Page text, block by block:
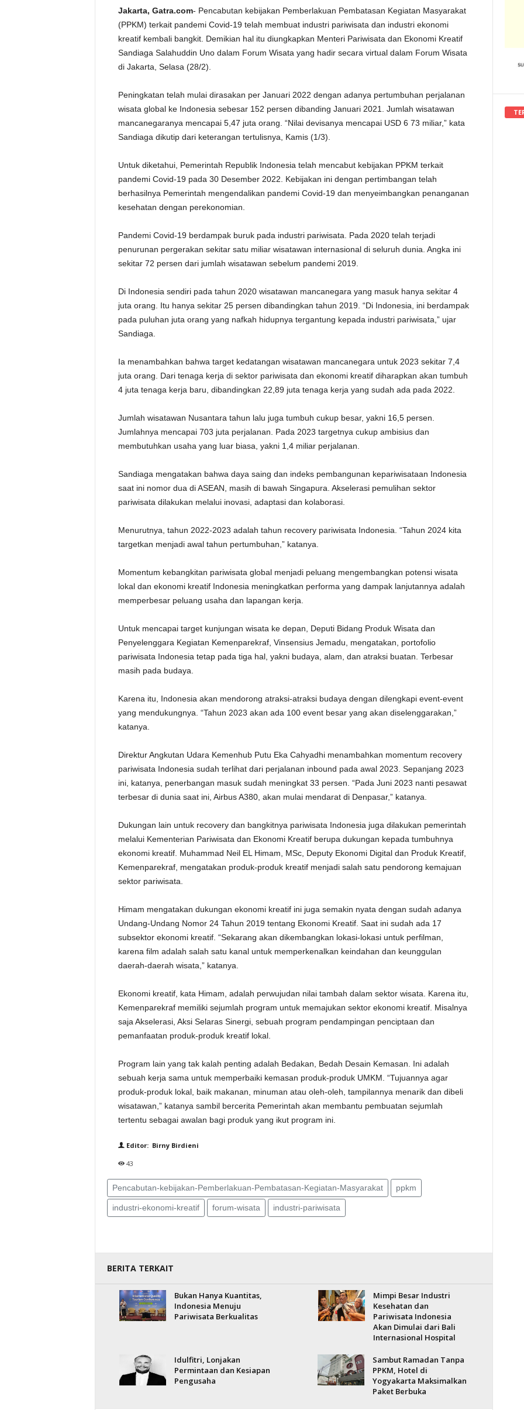
Jakarta, Gatra.com- Pencabutan kebijakan Pemberlakuan Pembatasan Kegiatan Masyarakat
(PPKM) terkait pandemi Covid-19 telah membuat industri pariwisata dan industri ekonomi
kreatif kembali bangkit. Demikian hal itu diungkapkan Menteri Pariwisata dan Ekonomi Kreatif
Sandiaga Salahuddin Uno dalam Forum Wisata yang hadir secara virtual dalam Forum Wisata
di Jakarta, Selasa (28/2).
Peningkatan telah mulai dirasakan per Januari 2022 dengan adanya pertumbuhan perjalanan
wisata global ke Indonesia sebesar 152 persen dibanding Januari 2021. Jumlah wisatawan
mancanegaranya mencapai 5,47 juta orang. “Nilai devisanya mencapai USD 6 73 miliar,” kata
Sandiaga dikutip dari keterangan tertulisnya, Kamis (1/3).
Untuk diketahui, Pemerintah Republik Indonesia telah mencabut kebijakan PPKM terkait
pandemi Covid-19 pada 30 Desember 2022. Kebijakan ini dengan pertimbangan telah
berhasilnya Pemerintah mengendalikan pandemi Covid-19 dan menyeimbangkan penanganan
kesehatan dengan perekonomian.
Pandemi Covid-19 berdampak buruk pada industri pariwisata. Pada 2020 telah terjadi
penurunan pergerakan sekitar satu miliar wisatawan internasional di seluruh dunia. Angka ini
sekitar 72 persen dari jumlah wisatawan sebelum pandemi 2019.
Di Indonesia sendiri pada tahun 2020 wisatawan mancanegara yang masuk hanya sekitar 4
juta orang. Itu hanya sekitar 25 persen dibandingkan tahun 2019. “Di Indonesia, ini berdampak
pada puluhan juta orang yang nafkah hidupnya tergantung kepada industri pariwisata,” ujar
Sandiaga.
Ia menambahkan bahwa target kedatangan wisatawan mancanegara untuk 2023 sekitar 7,4
juta orang. Dari tenaga kerja di sektor pariwisata dan ekonomi kreatif diharapkan akan tumbuh
4 juta tenaga kerja baru, dibandingkan 22,89 juta tenaga kerja yang sudah ada pada 2022.
Jumlah wisatawan Nusantara tahun lalu juga tumbuh cukup besar, yakni 16,5 persen.
Jumlahnya mencapai 703 juta perjalanan. Pada 2023 targetnya cukup ambisius dan
membutuhkan usaha yang luar biasa, yakni 1,4 miliar perjalanan.
Sandiaga mengatakan bahwa daya saing dan indeks pembangunan kepariwisataan Indonesia
saat ini nomor dua di ASEAN, masih di bawah Singapura. Akselerasi pemulihan sektor
pariwisata dilakukan melalui inovasi, adaptasi dan kolaborasi.
Menurutnya, tahun 2022-2023 adalah tahun recovery pariwisata Indonesia. “Tahun 2024 kita
targetkan menjadi awal tahun pertumbuhan,” katanya.
Momentum kebangkitan pariwisata global menjadi peluang mengembangkan potensi wisata
lokal dan ekonomi kreatif Indonesia meningkatkan performa yang dampak lanjutannya adalah
memperbesar peluang usaha dan lapangan kerja.
Untuk mencapai target kunjungan wisata ke depan, Deputi Bidang Produk Wisata dan
Penyelenggara Kegiatan Kemenparekraf, Vinsensius Jemadu, mengatakan, portofolio
pariwisata Indonesia tetap pada tiga hal, yakni budaya, alam, dan atraksi buatan. Terbesar
masih pada budaya.
Karena itu, Indonesia akan mendorong atraksi-atraksi budaya dengan dilengkapi event-event
yang mendukungnya. “Tahun 2023 akan ada 100 event besar yang akan diselenggarakan,”
katanya.
Direktur Angkutan Udara Kemenhub Putu Eka Cahyadhi menambahkan momentum recovery
pariwisata Indonesia sudah terlihat dari perjalanan inbound pada awal 2023. Sepanjang 2023
ini, katanya, penerbangan masuk sudah meningkat 33 persen. “Pada Juni 2023 nanti pesawat
terbesar di dunia saat ini, Airbus A380, akan mulai mendarat di Denpasar,” katanya.
Dukungan lain untuk recovery dan bangkitnya pariwisata Indonesia juga dilakukan pemerintah
melalui Kementerian Pariwisata dan Ekonomi Kreatif berupa dukungan kepada tumbuhnya
ekonomi kreatif. Muhammad Neil EL Himam, MSc, Deputy Ekonomi Digital dan Produk Kreatif,
Kemenparekraf, mengatakan produk-produk kreatif menjadi salah satu pendorong kemajuan
sektor pariwisata.
Himam mengatakan dukungan ekonomi kreatif ini juga semakin nyata dengan sudah adanya
Undang-Undang Nomor 24 Tahun 2019 tentang Ekonomi Kreatif. Saat ini sudah ada 17
subsektor ekonomi kreatif. “Sekarang akan dikembangkan lokasi-lokasi untuk perfilman,
karena film adalah salah satu kanal untuk memperkenalkan keindahan dan keunggulan
daerah-daerah wisata,” katanya.
Ekonomi kreatif, kata Himam, adalah perwujudan nilai tambah dalam sektor wisata. Karena itu,
Kemenparekraf memiliki sejumlah program untuk memajukan sektor ekonomi kreatif. Misalnya
saja Akselerasi, Aksi Selaras Sinergi, sebuah program pendampingan penciptaan dan
pemanfaatan produk-produk kreatif lokal.
Program lain yang tak kalah penting adalah Bedakan, Bedah Desain Kemasan. Ini adalah
sebuah kerja sama untuk memperbaiki kemasan produk-produk UMKM. “Tujuannya agar
produk-produk lokal, baik makanan, minuman atau oleh-oleh, tampilannya menarik dan dibeli
wisatawan,” katanya sambil bercerita Pemerintah akan membantu pembuatan sejumlah
tertentu sebagai awalan bagi produk yang ikut program ini.
Editor: Birny Birdieni
43
Pencabutan-kebijakan-Pemberlakuan-Pembatasan-Kegiatan-Masyarakat ppkm
industri-ekonomi-kreatif forum-wisata industri-pariwisata
BERITA TERKAIT
Bukan Hanya Kuantitas,
Indonesia Menuju
Pariwisata Berkualitas
Mimpi Besar Industri
Kesehatan dan
Pariwisata Indonesia
Akan Dimulai dari Bali
Internasional Hospital
Idulfitri, Lonjakan
Permintaan dan Kesiapan
Pengusaha
Sambut Ramadan Tanpa
PPKM, Hotel di
Yogyakarta Maksimalkan
Paket Berbuka